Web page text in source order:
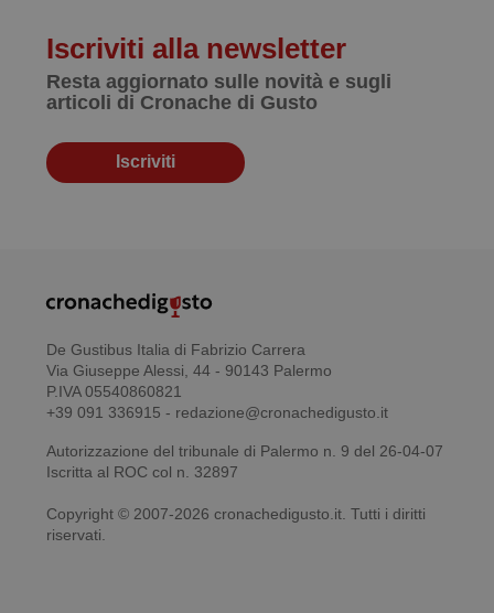
Iscriviti alla newsletter
Resta aggiornato sulle novità e sugli
articoli di Cronache di Gusto
Iscriviti
De Gustibus Italia di Fabrizio Carrera
Via Giuseppe Alessi, 44 - 90143 Palermo
P.IVA 05540860821
+39 091 336915 - redazione@cronachedigusto.it
Autorizzazione del tribunale di Palermo n. 9 del 26-04-07
Iscritta al ROC col n. 32897
Copyright © 2007-2026 cronachedigusto.it. Tutti i diritti
riservati.